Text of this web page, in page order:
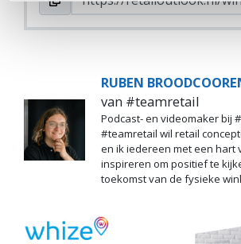
RUBEN
van #teamretail
Podcast- en videomaker bij
#teamretail wil retail
en ik iedereen met een hart
inspireren om positief te
toekomst van de fysieke